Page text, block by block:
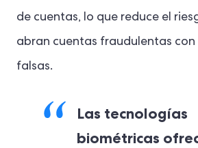
de cuentas, lo que reduce el
abran cuentas fraudulentas
falsas.
Las tecnologías
biométricas